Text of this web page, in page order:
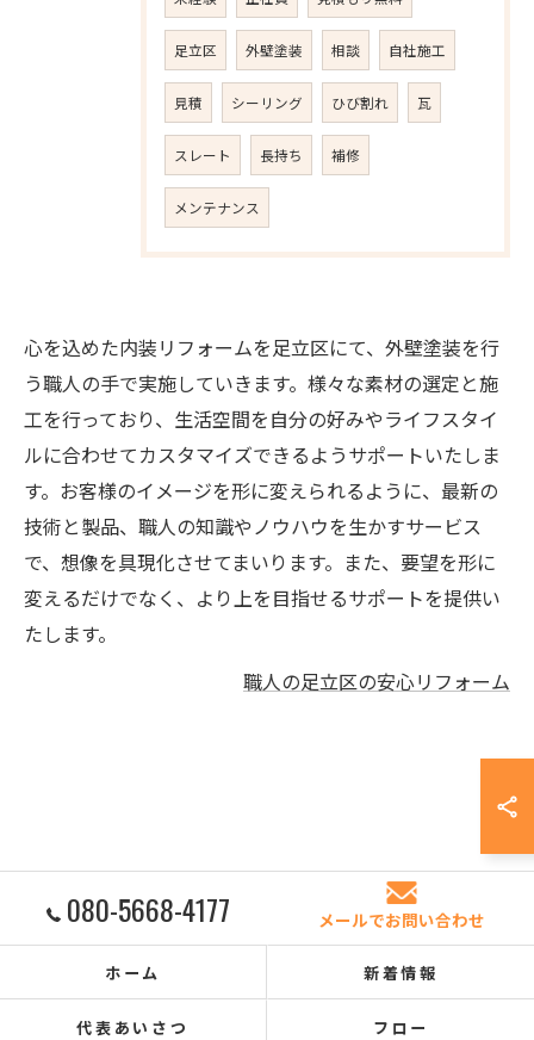
足立区 外壁塗装 相談 自社施工
見積 シーリング ひび割れ 瓦
スレート 長持ち 補修
メンテナンス
心を込めた内装リフォームを足立区にて、外壁塗装を行
う職人の手で実施していきます。様々な素材の選定と施
工を行っており、生活空間を自分の好みやライフスタイ
ルに合わせてカスタマイズできるようサポートいたしま
す。お客様のイメージを形に変えられるように、最新の
技術と製品、職人の知識やノウハウを生かすサービス
で、想像を具現化させてまいります。また、要望を形に
変えるだけでなく、より上を目指せるサポートを提供い
たします。
職人の足立区の安心リフォーム
080-5668-4177 メールでお問い合わせ
ホーム 新着情報
代表あいさつ フロー